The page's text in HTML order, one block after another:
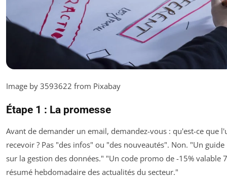
Image by 3593622 from Pixabay
Étape 1 : La promesse
Avant de demander un email, demandez-vous : qu'est-ce que
recevoir ? Pas "des infos" ou "des nouveautés". Non. "Un guide
sur la gestion des données." "Un code promo de -15% valable
résumé hebdomadaire des actualités du secteur."